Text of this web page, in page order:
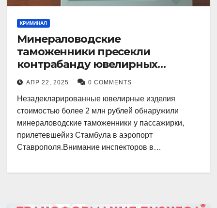
КРИМИНАЛ
Минераловодские
таможенники пресекли
контрабанду ювелирных
изделий на 2 млн рублей
АПР 22, 2025 0 COMMENTS
Незадекларированные ювелирные изделия
стоимостью более 2 млн рублей обнаружили
минераловодские таможенники у пассажирки,
прилетевшейиз Стамбула в аэропорт
Ставрополя.Внимание инспекторов в…